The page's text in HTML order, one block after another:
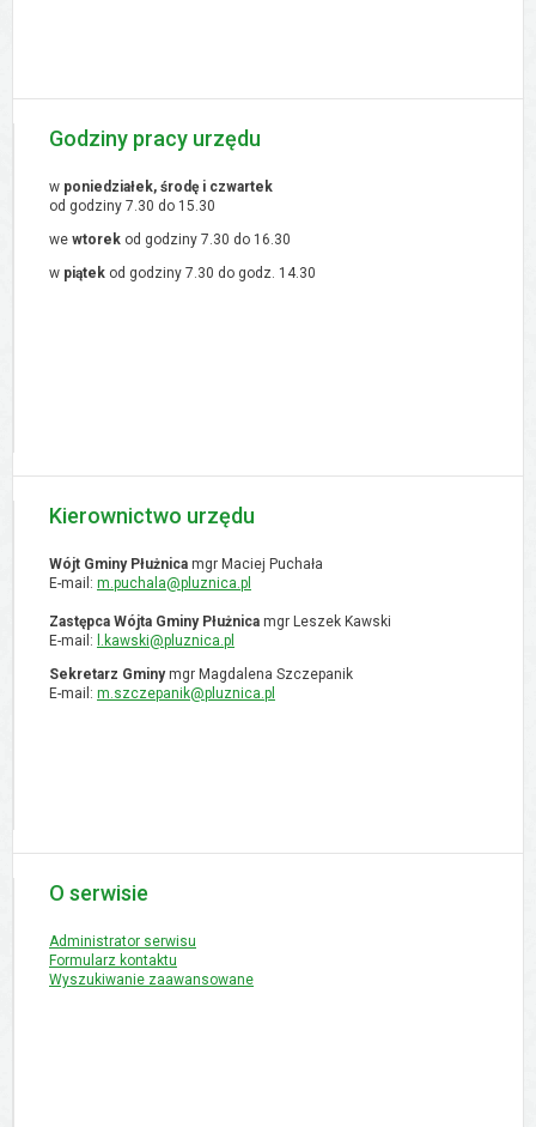
Godziny pracy urzędu
w poniedziałek, środę i czwartek
od godziny 7.30 do 15.30
we wtorek od godziny 7.30 do 16.30
w piątek od godziny 7.30 do godz. 14.30
Kierownictwo urzędu
Wójt Gminy Płużnica mgr Maciej Puchała
E-mail: m.puchala@pluznica.pl
Zastępca Wójta Gminy Płużnica mgr Leszek Kawski
E-mail: l.kawski@pluznica.pl
Sekretarz Gminymgr Magdalena Szczepanik
E-mail: m.szczepanik@pluznica.pl
O serwisie
Administrator serwisu
Formularz kontaktu
Wyszukiwanie zaawansowane